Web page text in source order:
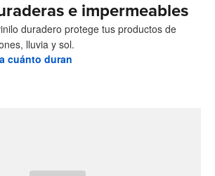
e impermeables
duradero protege tus productos de
lluvia y sol.
cuánto duran